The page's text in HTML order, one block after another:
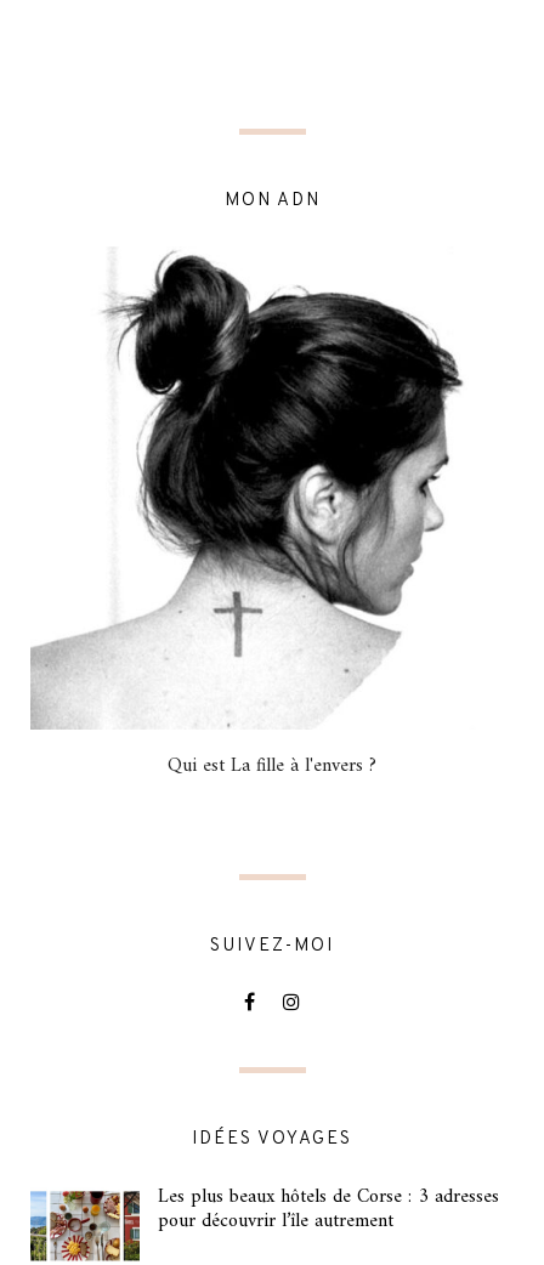
MON ADN
Qui est La fille à l'envers ?
SUIVEZ-MOI
IDÉES VOYAGES
Les plus beaux hôtels de Corse : 3 adresses
pour découvrir l’île autrement